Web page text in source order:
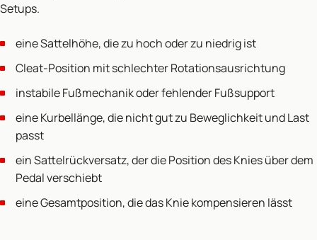
Setups.
eine Sattelhöhe, die zu hoch oder zu niedrig ist
Cleat-Position mit schlechter Rotationsausrichtung
instabile Fußmechanik oder fehlender Fußsupport
eine Kurbellänge, die nicht gut zu Beweglichkeit und Last
passt
ein Sattelrückversatz, der die Position des Knies über dem
Pedal verschiebt
eine Gesamtposition, die das Knie kompensieren lässt